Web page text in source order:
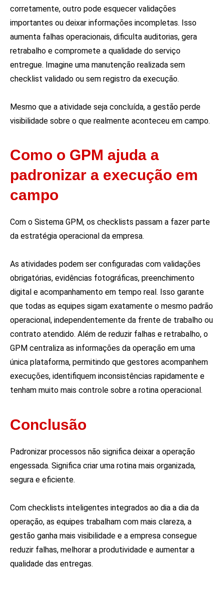
corretamente, outro pode esquecer validações
importantes ou deixar informações incompletas. Isso
aumenta falhas operacionais, dificulta auditorias, gera
retrabalho e compromete a qualidade do serviço
entregue. Imagine uma manutenção realizada sem
checklist validado ou sem registro da execução.
Mesmo que a atividade seja concluída, a gestão perde
visibilidade sobre o que realmente aconteceu em campo.
Como o GPM ajuda a
padronizar a execução em
campo
Com o Sistema GPM, os checklists passam a fazer parte
da estratégia operacional da empresa.
As atividades podem ser configuradas com validações
obrigatórias, evidências fotográficas, preenchimento
digital e acompanhamento em tempo real. Isso garante
que todas as equipes sigam exatamente o mesmo padrão
operacional, independentemente da frente de trabalho ou
contrato atendido. Além de reduzir falhas e retrabalho, o
GPM centraliza as informações da operação em uma
única plataforma, permitindo que gestores acompanhem
execuções, identifiquem inconsistências rapidamente e
tenham muito mais controle sobre a rotina operacional.
Conclusão
Padronizar processos não significa deixar a operação
engessada. Significa criar uma rotina mais organizada,
segura e eficiente.
Com checklists inteligentes integrados ao dia a dia da
operação, as equipes trabalham com mais clareza, a
gestão ganha mais visibilidade e a empresa consegue
reduzir falhas, melhorar a produtividade e aumentar a
qualidade das entregas.